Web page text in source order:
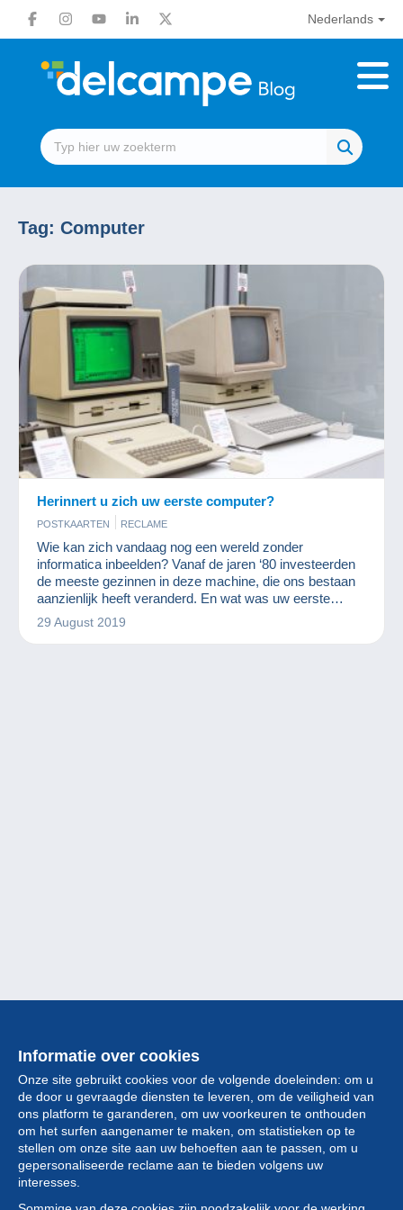
Nederlands
Tag: Computer
Herinnert u zich uw eerste computer?
POSTKAARTEN RECLAME
Wie kan zich vandaag nog een wereld zonder
informatica inbeelden? Vanaf de jaren ‘80 investeerden
de meeste gezinnen in deze machine, die ons bestaan
aanzienlijk heeft veranderd. En wat was uw eerste
computer?
29 August 2019
Informatie over cookies
Onze site gebruikt cookies voor de volgende doeleinden: om u
de door u gevraagde diensten te leveren, om de veiligheid van
ons platform te garanderen, om uw voorkeuren te onthouden
om het surfen aangenamer te maken, om statistieken op te
stellen om onze site aan uw behoeften aan te passen, om u
gepersonaliseerde reclame aan te bieden volgens uw
interesses.
Collectie